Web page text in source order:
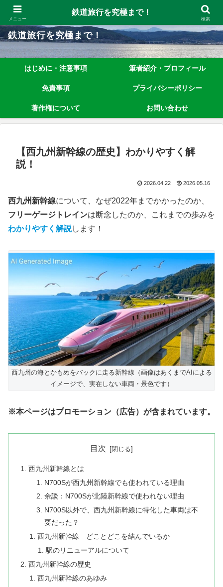
鉄道旅行を究極まで楽しむノウハウを、わかりやすく解説しています！
鉄道旅行を究極まで！
はじめに・注意事項 筆者紹介・プロフィール
免責事項 プライバシーポリシー
著作権について お問い合わせ
【西九州新幹線の歴史】わかりやすく解
説！
2026.04.22 2026.05.16
西九州新幹線について、なぜ2022年までかかったのか、
フリーゲージトレインは断念したのか、これまでの歩みを
わかりやすく解説します！
西九州の海とかもめをバックに走る新幹線（画像はあくまでAIによる
イメージで、実在しない車両・景色です）
※本ページはプロモーション（広告）が含まれています。
目次
西九州新幹線とは
N700Sが西九州新幹線でも使われている理由
余談：N700Sが北陸新幹線で使われない理由
N700S以外で、西九州新幹線に特化した車両は不
要だった？
西九州新幹線 ​どことどこを結んでいるか
​駅のリニューアルについて
西九州新幹線の歴史
​西九州新幹線のあゆみ
メニュー
鉄道旅行を究極まで！
検索